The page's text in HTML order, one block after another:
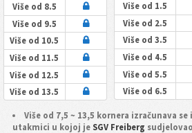
Više od 8.5
Više od 9.5
Više od 10.5
Više od 11.5
Više od 12.5
Više od 13.5
Više od 1.5
Više od 2.5
Više od 3.5
Više od 4.5
Više od 5.5
Više od 6.5
Više od 7,5 ~ 13,5 kornera izračunava
utakmici u kojoj je SGV Freiberg